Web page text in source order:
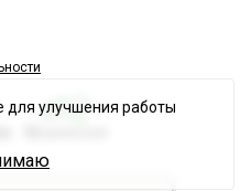
улучшения работы